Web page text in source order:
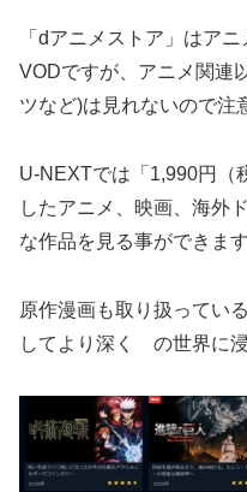
「dアニメストア」はア
VODですが、アニメ関連
ツなど)は見れないので注
U-NEXTでは「1,990円（
したアニメ、映画、海外
な作品を見る事ができま
原作漫画も取り扱ってい
してより深く
の世界に